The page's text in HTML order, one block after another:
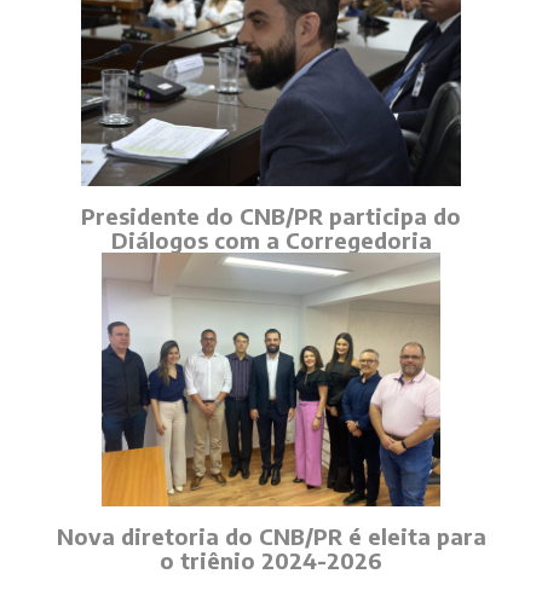
Presidente do CNB/PR participa do
Diálogos com a Corregedoria
Nova diretoria do CNB/PR é eleita para
o triênio 2024-2026